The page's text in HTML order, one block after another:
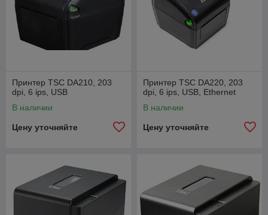
Принтер TSC DA210, 203
dpi, 6 ips, USB
В наличии
Цену уточняйте
Принтер TSC DA220, 203
dpi, 6 ips, USB, Ethernet
В наличии
Цену уточняйте